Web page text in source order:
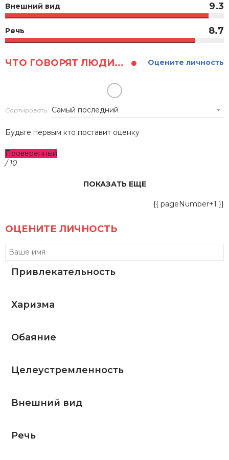
Внешний вид 9.3
Речь 8.7
ЧТО ГОВОРЯТ ЛЮДИ... Оцените личность
Сортировать:
Будьте первым кто поставит оценку
Проверенный
/ 10
ПОКАЗАТЬ ЕЩЕ
{{ pageNumber+1 }}
ОЦЕНИТЕ ЛИЧНОСТЬ
Привлекательность
Харизма
Обаяние
Целеустремленность
Внешний вид
Речь